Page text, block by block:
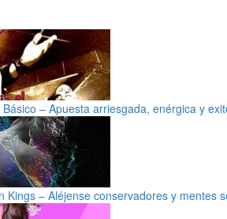
Básico – Apuesta arriesgada, enérgica y
Kings – Aléjense conservadores y mentes